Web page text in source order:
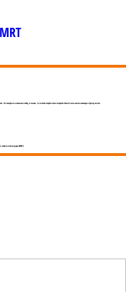
смотря на несколько побед в гонках, по итогам второго этапа Gazprom Team Russia заняла восьмую строчку зачета.
и вошла в календарь WMRT.